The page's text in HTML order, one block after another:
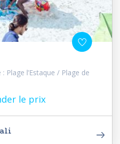
Plage l’Estaque / Plage de
le prix